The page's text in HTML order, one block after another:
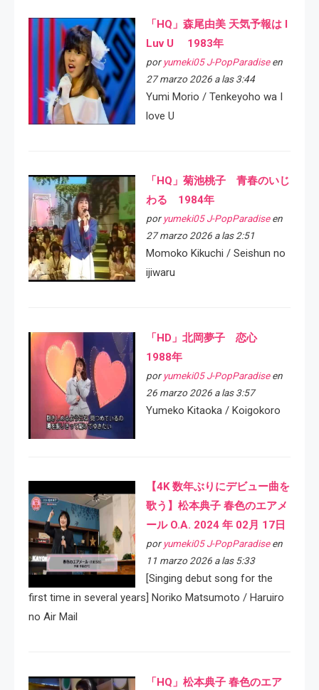
「HQ」森尾由美 天気予報は I
Luv U 1983年
por yumeki05 J-PopParadiseen
27 marzo 2026 a las 3:44
Yumi Morio / Tenkeyoho wa I
love U
「HQ」菊池桃子 青春のいじ
わる 1984年
por yumeki05 J-PopParadiseen
27 marzo 2026 a las 2:51
Momoko Kikuchi / Seishun no
ijiwaru
「HD」北岡夢子 恋心
1988年
por yumeki05 J-PopParadiseen
26 marzo 2026 a las 3:57
Yumeko Kitaoka / Koigokoro
【4K 数年ぶりにデビュー曲を
歌う】松本典子 春色のエアメ
ール O.A. 2024 年 02月 17日
por yumeki05 J-PopParadiseen
11 marzo 2026 a las 5:33
[Singing debut song for the
first time in several years] Noriko Matsumoto / Haruiro
no Air Mail
「HQ」松本典子 春色のエア